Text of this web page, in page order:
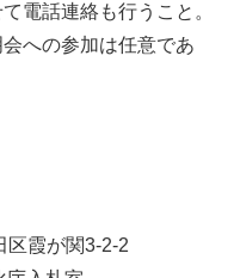
電話連絡も行うこと。
への参加は任意であ
霞が関3-2-2